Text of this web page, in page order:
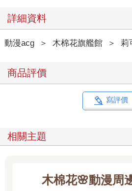
詳細資料
動漫acg ＞ 木棉花旗艦館 ＞ 莉
商品評價
寫評價
相關主題
木棉花🌸動漫周